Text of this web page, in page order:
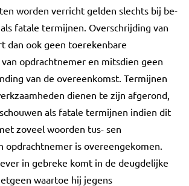
worden verricht gelden slechts bij be-
fatale termijnen. Overschrijding van
dan ook geen toerekenbare
opdrachtnemer en mitsdien geen
van de overeenkomst. Termijnen
dienen te zijn afgerond,
als fatale termijnen indien dit
zoveel woorden tus- sen
opdrachtnemer is overeengekomen.
in gebreke komt in de deugdelijke
waartoe hij jegens